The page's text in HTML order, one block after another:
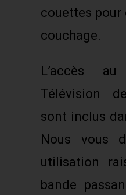
couettes pour
couchage.
L’accès
Télévision
sont inclus
Nous vous
utilisation
bande